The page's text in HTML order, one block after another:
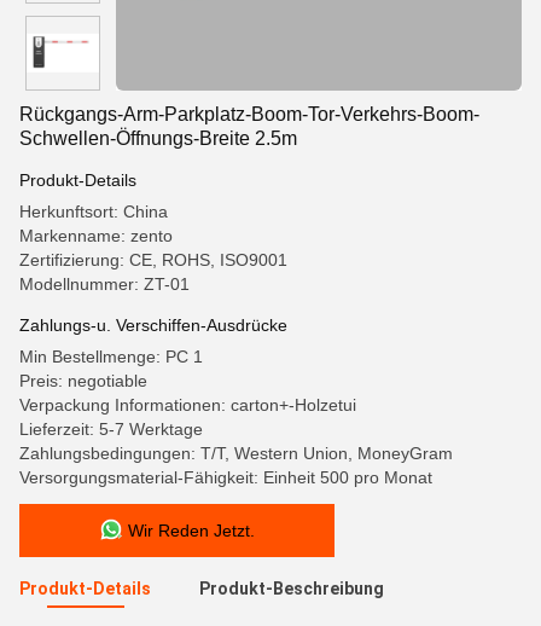
Rückgangs-Arm-Parkplatz-Boom-Tor-Verkehrs-Boom-
Schwellen-Öffnungs-Breite 2.5m
Produkt-Details
Herkunftsort: China
Markenname: zento
Zertifizierung: CE, ROHS, ISO9001
Modellnummer: ZT-01
Zahlungs-u. Verschiffen-Ausdrücke
Min Bestellmenge: PC 1
Preis: negotiable
Verpackung Informationen: carton+-Holzetui
Lieferzeit: 5-7 Werktage
Zahlungsbedingungen: T/T, Western Union, MoneyGram
Versorgungsmaterial-Fähigkeit: Einheit 500 pro Monat
Wir Reden Jetzt.
Produkt-Details Produkt-Beschreibung